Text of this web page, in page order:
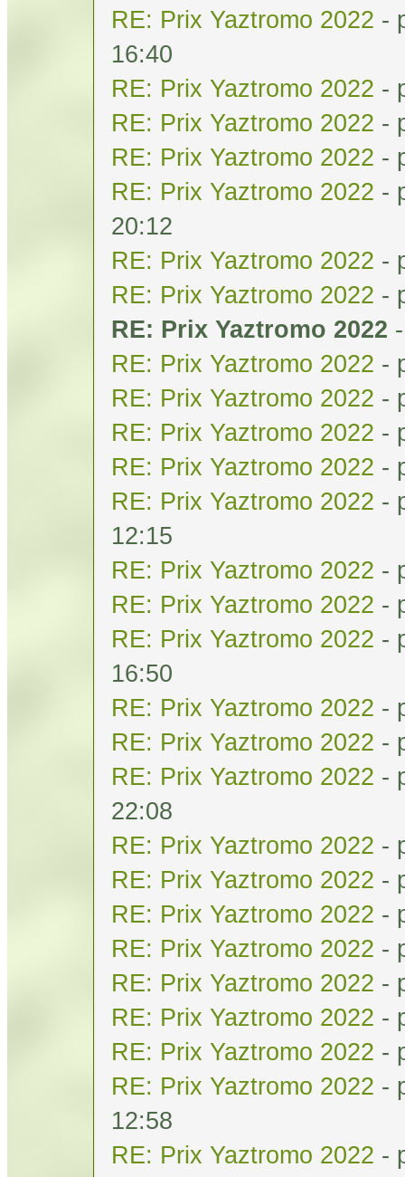
RE: Prix Yaztromo 2022 -
16:40
RE: Prix Yaztromo 2022 -
RE: Prix Yaztromo 2022 -
RE: Prix Yaztromo 2022 -
RE: Prix Yaztromo 2022 -
20:12
RE: Prix Yaztromo 2022 -
RE: Prix Yaztromo 2022 -
RE: Prix Yaztromo 2022
RE: Prix Yaztromo 2022 -
RE: Prix Yaztromo 2022 -
RE: Prix Yaztromo 2022 -
RE: Prix Yaztromo 2022 -
RE: Prix Yaztromo 2022 -
12:15
RE: Prix Yaztromo 2022 -
RE: Prix Yaztromo 2022 -
RE: Prix Yaztromo 2022 -
16:50
RE: Prix Yaztromo 2022 -
RE: Prix Yaztromo 2022 -
RE: Prix Yaztromo 2022 -
22:08
RE: Prix Yaztromo 2022 -
RE: Prix Yaztromo 2022 -
RE: Prix Yaztromo 2022 -
RE: Prix Yaztromo 2022 -
RE: Prix Yaztromo 2022 -
RE: Prix Yaztromo 2022 -
RE: Prix Yaztromo 2022 -
RE: Prix Yaztromo 2022 -
12:58
RE: Prix Yaztromo 2022 -